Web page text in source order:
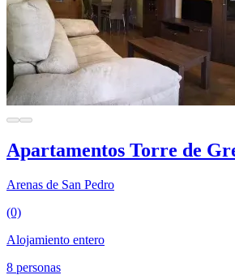
Apartamentos Torre de
Arenas de San Pedro
(0)
Alojamiento entero
8 personas